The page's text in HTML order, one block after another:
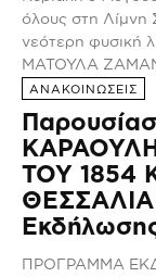
όλους στη Λίμνη
νεότερη φυσική
ΑΝΑΚΟΙΝΩΣΕΙΣ
ΤΟΥ 1854
ΘΕΣΣΑΛΙΑ
ΠΡΟΓΡΑΜΜΑ